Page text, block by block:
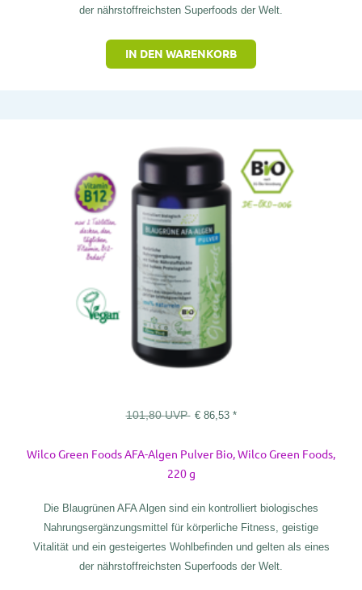
der nährstoffreichsten Superfoods der Welt.
IN DEN WARENKORB
101,80UVP €86,53 *
Wilco Green Foods AFA-Algen Pulver Bio, Wilco Green Foods,
220 g
Die Blaugrünen AFA Algen sind ein kontrolliert biologisches
Nahrungsergänzungsmittel für körperliche Fitness, geistige
Vitalität und ein gesteigertes Wohlbefinden und gelten als eines
der nährstoffreichsten Superfoods der Welt.